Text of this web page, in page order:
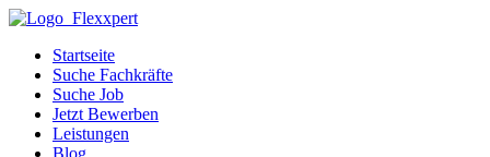
Startseite
Suche Fachkräfte
Suche Job
Jetzt Bewerben
Leistungen
Blog